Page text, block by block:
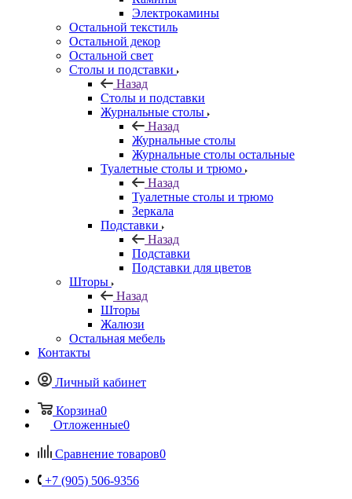
Электрокамины
Остальной текстиль
Остальной декор
Остальной свет
Столы и подставки
Назад
Столы и подставки
Журнальные столы
Назад
Журнальные столы
Журнальные столы остальные
Туалетные столы и трюмо
Назад
Туалетные столы и трюмо
Зеркала
Подставки
Назад
Подставки
Подставки для цветов
Шторы
Назад
Шторы
Жалюзи
Остальная мебель
Контакты
Личный кабинет
Корзина0
Отложенные0
Сравнение товаров0
+7 (905) 506-9356